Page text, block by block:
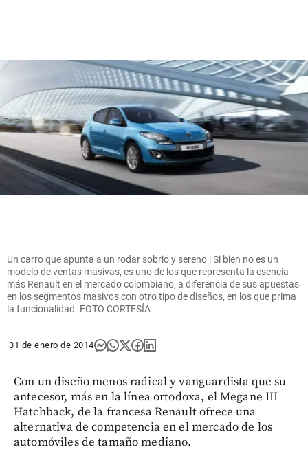
Un carro que apunta a un rodar sobrio y sereno | Si bien no es un
modelo de ventas masivas, es uno de los que representa la esencia
más Renault en el mercado colombiano, a diferencia de sus apuestas
en los segmentos masivos con otro tipo de diseños, en los que prima
la funcionalidad. FOTO CORTESÍA
31 de enero de 2014
Con un diseño menos radical y vanguardista que su
antecesor, más en la línea ortodoxa, el Megane III
Hatchback, de la francesa Renault ofrece una
alternativa de competencia en el mercado de los
automóviles de tamaño mediano.